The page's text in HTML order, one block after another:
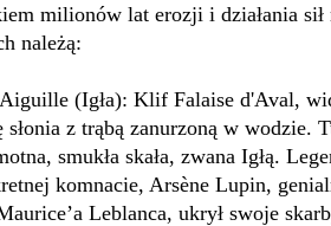
milionów lat erozji i działania sił
należą:
(Igła): Klif Falaise d'Aval,
słonia z trąbą zanurzoną w wodzie.
smukła skała, zwana Igłą.
komnacie, Arsène Lupin,
Leblanca, ukrył swoje